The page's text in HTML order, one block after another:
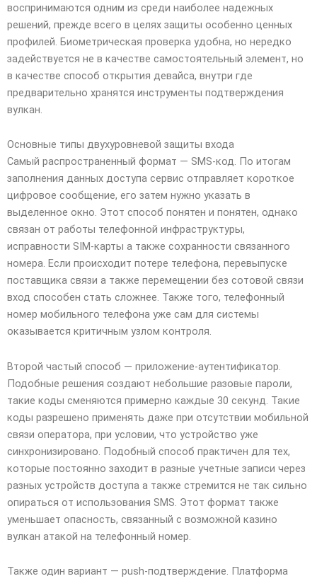
воспринимаются одним из среди наиболее надежных
решений, прежде всего в целях защиты особенно ценных
профилей. Биометрическая проверка удобна, но нередко
задействуется не в качестве самостоятельный элемент, но
в качестве способ открытия девайса, внутри где
предварительно хранятся инструменты подтверждения
вулкан.
Основные типы двухуровневой защиты входа
Самый распространенный формат — SMS-код. По итогам
заполнения данных доступа сервис отправляет короткое
цифровое сообщение, его затем нужно указать в
выделенное окно. Этот способ понятен и понятен, однако
связан от работы телефонной инфраструктуры,
исправности SIM-карты а также сохранности связанного
номера. Если происходит потере телефона, перевыпуске
поставщика связи а также перемещении без сотовой связи
вход способен стать сложнее. Также того, телефонный
номер мобильного телефона уже сам для системы
оказывается критичным узлом контроля.
Второй частый способ — приложение-аутентификатор.
Подобные решения создают небольшие разовые пароли,
такие коды сменяются примерно каждые 30 секунд. Такие
коды разрешено применять даже при отсутствии мобильной
связи оператора, при условии, что устройство уже
синхронизировано. Подобный способ практичен для тех,
которые постоянно заходит в разные учетные записи через
разных устройств доступа а также стремится не так сильно
опираться от использования SMS. Этот формат также
уменьшает опасность, связанный с возможной казино
вулкан атакой на телефонный номер.
Также один вариант — push-подтверждение. Платформа